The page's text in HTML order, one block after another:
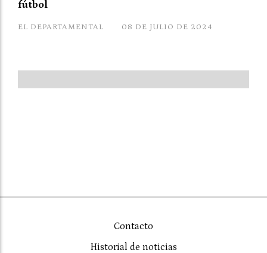
fútbol
EL DEPARTAMENTAL 08 DE JULIO DE 2024
Contacto
Historial de noticias